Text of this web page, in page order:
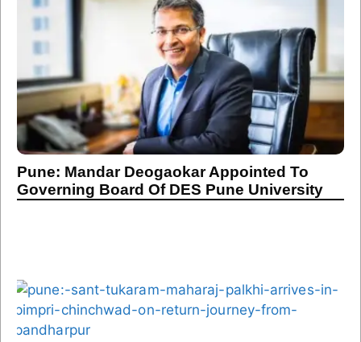
Pune: Mandar Deogaokar Appointed To
Governing Board Of DES Pune University